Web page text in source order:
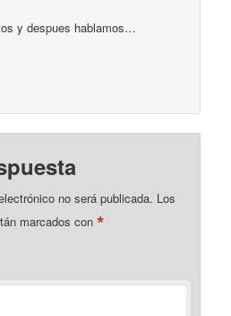
y despues hablamos…
no será publicada. Los
marcados con*